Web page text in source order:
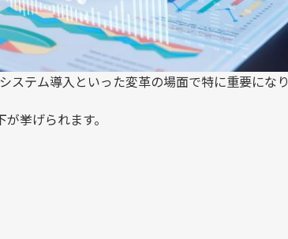
ステム導入といった変革の場面で特に重要になり
挙げられます。